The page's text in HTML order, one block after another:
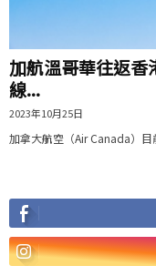
加航溫哥華往返香
線...
2023年10月25日
加拿大航空（Air Canada）目